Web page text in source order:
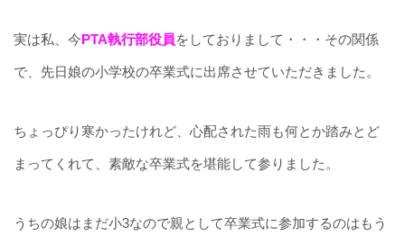
実は私、今 PTA執行部役員をしておりまして・・・その関係
で、先日娘の小学校の卒業式に出席させていただきました。
ちょっぴり寒かったけれど、心配された雨も何とか踏みとど
まってくれて、素敵な卒業式を堪能して参りました。
うちの娘はまだ小3なので親として卒業式に参加するのはもう